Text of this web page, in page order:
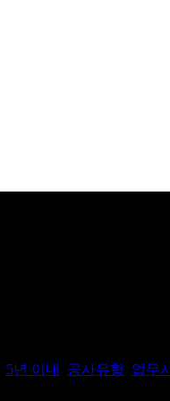
5년 이내 공사유형 업무